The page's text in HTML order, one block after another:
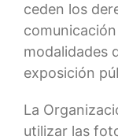
ceden los
modalidades
exposición
La
utilizar las